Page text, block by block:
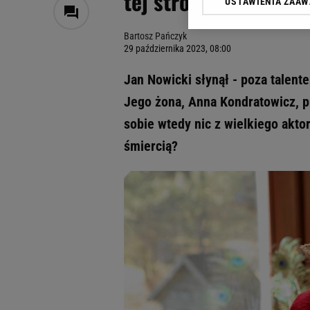
Bartosz Pańczyk
29 października 2023, 08:00
Jan Nowicki słynął - poza
Jego żona, Anna Kondratowicz,
sobie wtedy nic z wielkiego
śmiercią?
Klikając „Akceptuję”
odnośnik „Ustawienia
My, nasi Zaufani
Użycie dokładnych
Przechowywanie